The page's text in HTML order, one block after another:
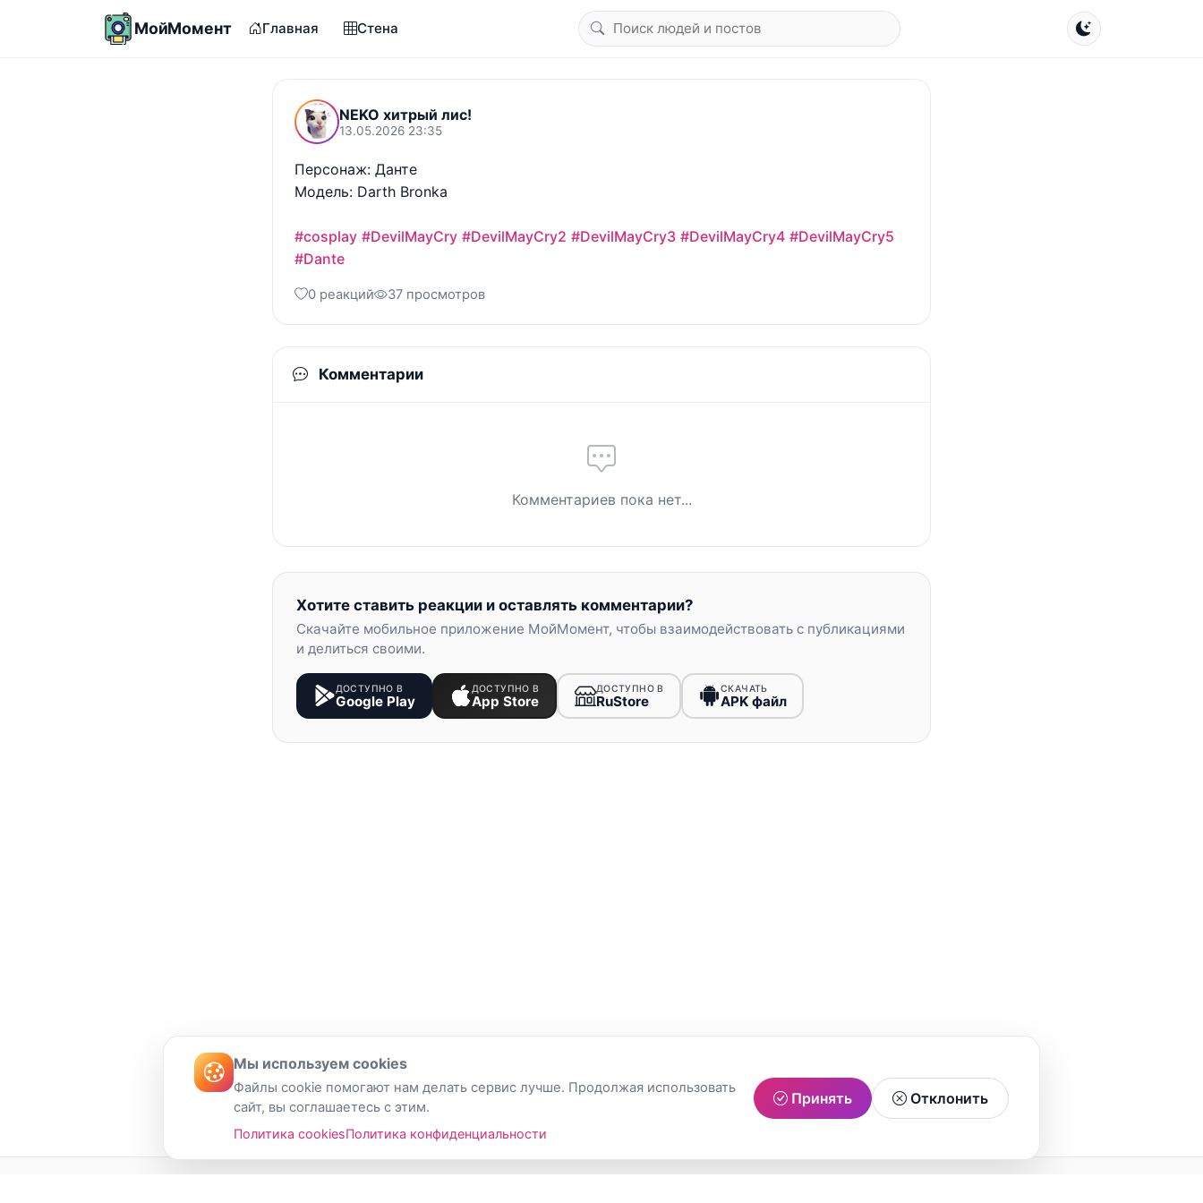
МойМомент Главная Стена
NEKO хитрый лис!
13.05.2026 23:35
Персонаж: Данте
Модель: Darth Bronka
#cosplay #DevilMayCry #DevilMayCry2 #DevilMayCry3 #DevilMayCry4 #DevilMayCry5
#Dante
0 реакций 37 просмотров
Комментарии
Комментариев пока нет...
Хотите ставить реакции и оставлять комментарии?
Скачайте мобильное приложение МойМомент, чтобы взаимодействовать с публикациями
и делиться своими.
ДОСТУПНО В
Google Play
ДОСТУПНО В
App Store
ДОСТУПНО В
RuStore
СКАЧАТЬ
APK файл
Мы используем cookies
Файлы cookie помогают нам делать сервис лучше. Продолжая использовать
сайт, вы соглашаетесь с этим.
Политика cookiesПолитика конфиденциальности
Принять Отклонить